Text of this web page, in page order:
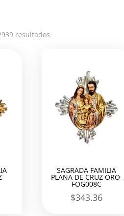
resultados
SAGRADA FAMILIA
PLANA DE CRUZ ORO-
FOG008C
$343.36